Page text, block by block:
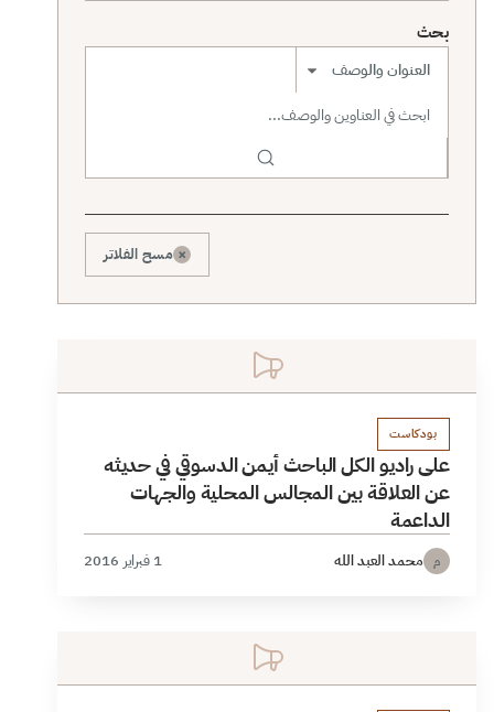
بحث
نطاق البحث
× مسح الفلاتر
بودكاست
على راديو الكل الباحث أيمن الدسوقي في حديثه
عن العلاقة بين المجالس المحلية والجهات
الداعمة
م محمد العبد الله 1 فبراير 2016